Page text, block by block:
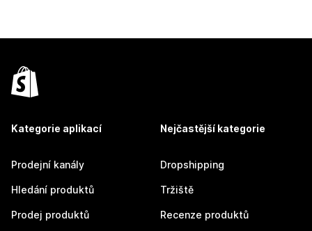
Kategorie aplikací
Prodejní kanály
Hledání produktů
Prodej produktů
Nejčastější kategorie
Dropshipping
Tržiště
Recenze produktů